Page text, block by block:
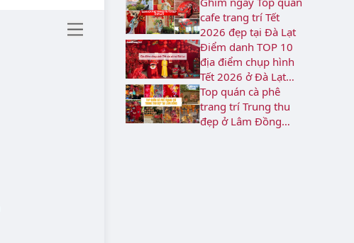
cafe trang trí Tết
2026 đẹp tại Đà Lạt
Điểm danh TOP 10
địa điểm chụp hình
Tết 2026 ở Đà Lạt
rực rỡ
Top quán cà phê
trang trí Trung thu
đẹp ở Lâm Đồng